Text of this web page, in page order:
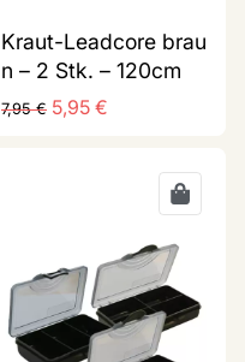
Kraut-Leadcore brau
n – 2 Stk. – 120cm
7,95€ 5,95 €